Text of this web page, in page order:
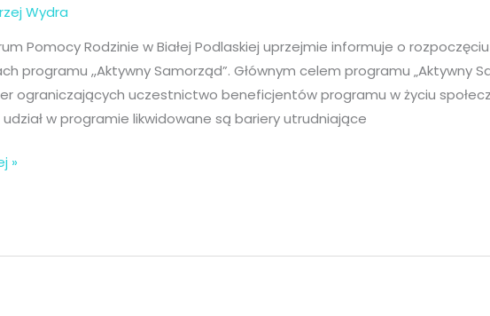
Wydra
Pomocy Rodzinie w Białej Podlaskiej uprzejmie informuje o
programu ,,Aktywny Samorząd”. Głównym celem programu „Aktywny
ograniczających uczestnictwo beneficjentów programu w życiu
w programie likwidowane są bariery utrudniające
»